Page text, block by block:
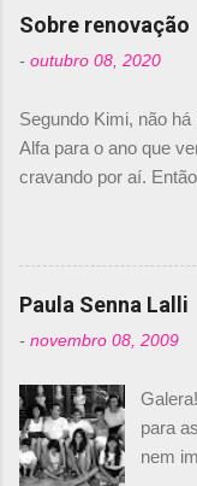
com
foi
não
2010.
de
dois
não
não
de
Sobre renovação
- outubro 08, 2020
Segundo Kimi, não
Alfa para o ano que
cravando por aí.
truth but I’ve never
should, pretty much,
#AlfaRomeoRacing
Romain falando
@RGrosjean !
pic.twitter.com/
2020 Beijinhos, Ludy
Paula Senna Lalli
- novembro 08, 2009
para
nem